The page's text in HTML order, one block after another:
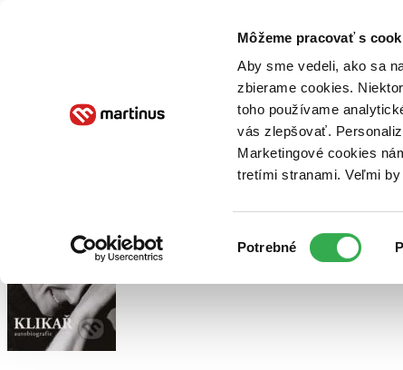
Môžeme pracovať s
Aby sme vedeli, ako sa
zbierame cookies.
toho používame
vás zlepšovať.
Marketingové cookies
tretími stranami. Veľmi
súhlasu
Potrebné
Poukážky Kontakt